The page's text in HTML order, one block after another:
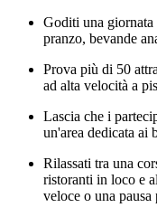
Goditi una giornata
pranzo, bevande
Prova più di 50
ad alta velocità a
Lascia che i
un'area dedicata ai
Rilassati tra una
ristoranti in loco e
veloce o una pausa